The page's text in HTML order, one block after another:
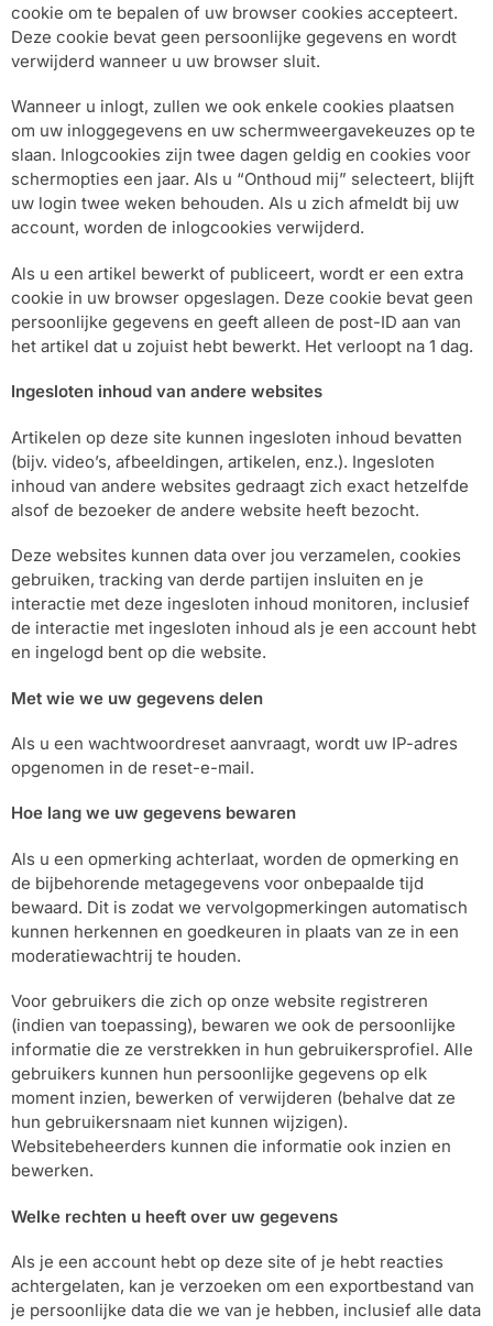
cookie om te bepalen of uw browser cookies accepteert.
Deze cookie bevat geen persoonlijke gegevens en wordt
verwijderd wanneer u uw browser sluit.
Wanneer u inlogt, zullen we ook enkele cookies plaatsen
om uw inloggegevens en uw schermweergavekeuzes op te
slaan. Inlogcookies zijn twee dagen geldig en cookies voor
schermopties een jaar. Als u “Onthoud mij” selecteert, blijft
uw login twee weken behouden. Als u zich afmeldt bij uw
account, worden de inlogcookies verwijderd.
Als u een artikel bewerkt of publiceert, wordt er een extra
cookie in uw browser opgeslagen. Deze cookie bevat geen
persoonlijke gegevens en geeft alleen de post-ID aan van
het artikel dat u zojuist hebt bewerkt. Het verloopt na 1 dag.
Ingesloten inhoud van andere websites
Artikelen op deze site kunnen ingesloten inhoud bevatten
(bijv. video’s, afbeeldingen, artikelen, enz.). Ingesloten
inhoud van andere websites gedraagt zich exact hetzelfde
alsof de bezoeker de andere website heeft bezocht.
Deze websites kunnen data over jou verzamelen, cookies
gebruiken, tracking van derde partijen insluiten en je
interactie met deze ingesloten inhoud monitoren, inclusief
de interactie met ingesloten inhoud als je een account hebt
en ingelogd bent op die website.
Met wie we uw gegevens delen
Als u een wachtwoordreset aanvraagt, wordt uw IP-adres
opgenomen in de reset-e-mail.
Hoe lang we uw gegevens bewaren
Als u een opmerking achterlaat, worden de opmerking en
de bijbehorende metagegevens voor onbepaalde tijd
bewaard. Dit is zodat we vervolgopmerkingen automatisch
kunnen herkennen en goedkeuren in plaats van ze in een
moderatiewachtrij te houden.
Voor gebruikers die zich op onze website registreren
(indien van toepassing), bewaren we ook de persoonlijke
informatie die ze verstrekken in hun gebruikersprofiel. Alle
gebruikers kunnen hun persoonlijke gegevens op elk
moment inzien, bewerken of verwijderen (behalve dat ze
hun gebruikersnaam niet kunnen wijzigen).
Websitebeheerders kunnen die informatie ook inzien en
bewerken.
Welke rechten u heeft over uw gegevens
Als je een account hebt op deze site of je hebt reacties
achtergelaten, kan je verzoeken om een exportbestand van
je persoonlijke data die we van je hebben, inclusief alle data